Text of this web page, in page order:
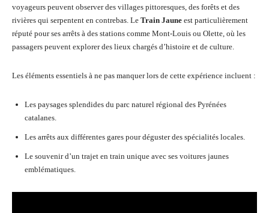
voyageurs peuvent observer des villages pittoresques, des forêts et des
rivières qui serpentent en contrebas. Le Train Jaune est particulièrement
réputé pour ses arrêts à des stations comme Mont-Louis ou Olette, où les
passagers peuvent explorer des lieux chargés d’histoire et de culture.
Les éléments essentiels à ne pas manquer lors de cette expérience incluent :
Les paysages splendides du parc naturel régional des Pyrénées
catalanes.
Les arrêts aux différentes gares pour déguster des spécialités locales.
Le souvenir d’un trajet en train unique avec ses voitures jaunes
emblématiques.